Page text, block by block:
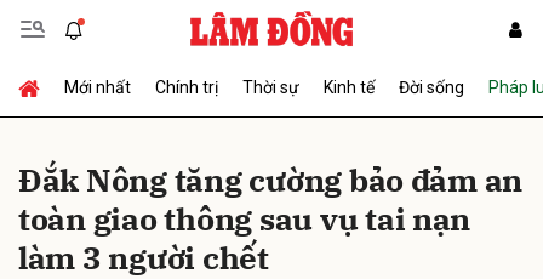
Mới nhất Chính trị Thời sự Kinh tế Đời sống Pháp
Đắk Nông tăng cường bảo đảm an
toàn giao thông sau vụ tai nạn
làm 3 người chết
Gửi bình luận